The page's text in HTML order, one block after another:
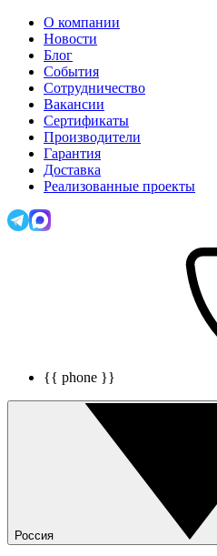
О компании
Новости
Блог
События
Сотрудничество
Вакансии
Сертификаты
Производители
Гарантия
Доставка
Реализованные проекты
{{ phone }}
Россия